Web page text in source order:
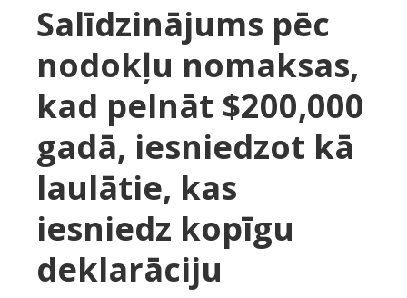
Salīdzinājums pēc
nodokļu nomaksas,
kad pelnāt $200,000
gadā, iesniedzot kā
laulātie, kas
iesniedz kopīgu
deklarāciju